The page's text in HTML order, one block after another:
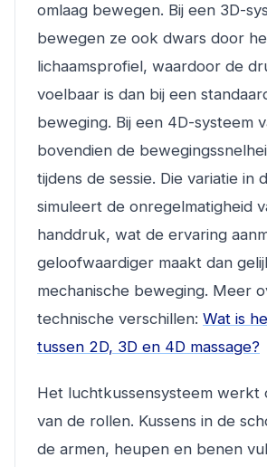
omlaag bewegen. Bij een 3D-
bewegen ze ook dwars door
lichaamsprofiel, waardoor de
voelbaar is dan bij een
beweging. Bij een 4D-systeem
bovendien de
tijdens de sessie. Die variatie in
simuleert de onregelmatigheid
handdruk, wat de ervaring
geloofwaardiger maakt dan
mechanische beweging. Meer
technische verschillen: Wat is
tussen 2D, 3D en 4D massage?
Het luchtkussensysteem werkt
van de rollen. Kussens in de
de armen, heupen en benen